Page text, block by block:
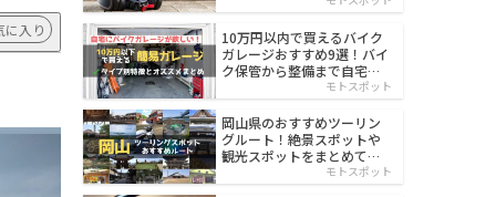
に入り
10万円以内で買えるバイク
ガレージおすすめ9選！バイ
ク保管から整備まで自宅で
モトスポット
岡山県のおすすめツーリン
グルート！絶景スポットや
観光スポットをまとめて紹
モトスポット